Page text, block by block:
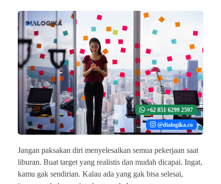
+62 851 6299 2597
@dialogika.co
Jangan paksakan diri menyelesaikan semua pekerjaan saat
liburan. Buat target yang realistis dan mudah dicapai. Ingat,
kamu gak sendirian. Kalau ada yang gak bisa selesai,